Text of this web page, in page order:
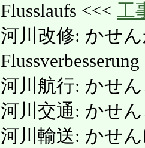
Flusslaufs <<< 工
河川改修: かせ
河川航行: かせ
河川交通: かせ
河川輸送: かせ